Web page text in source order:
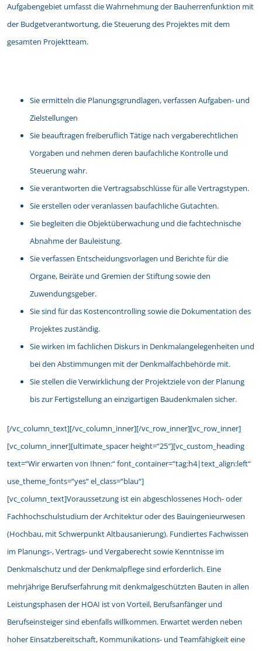
Aufgabengebiet umfasst die Wahrnehmung der Bauherrenfunktion mit
der Budgetverantwortung, die Steuerung des Projektes mit dem
gesamten Projektteam.
Sie ermitteln die Planungsgrundlagen, verfassen Aufgaben- und
Zielstellungen
Sie beauftragen freiberuflich Tätige nach vergaberechtlichen
Vorgaben und nehmen deren baufachliche Kontrolle und
Steuerung wahr.
Sie verantworten die Vertragsabschlüsse für alle Vertragstypen.
Sie erstellen oder veranlassen baufachliche Gutachten.
Sie begleiten die Objektüberwachung und die fachtechnische
Abnahme der Bauleistung.
Sie verfassen Entscheidungsvorlagen und Berichte für die
Organe, Beiräte und Gremien der Stiftung sowie den
Zuwendungsgeber.
Sie sind für das Kostencontrolling sowie die Dokumentation des
Projektes zuständig.
Sie wirken im fachlichen Diskurs in Denkmalangelegenheiten und
bei den Abstimmungen mit der Denkmalfachbehörde mit.
Sie stellen die Verwirklichung der Projektziele von der Planung
bis zur Fertigstellung an einzigartigen Baudenkmalen sicher.
[/vc_column_text][/vc_column_inner][/vc_row_inner][vc_row_inner]
[vc_column_inner][ultimate_spacer height=“25″][vc_custom_heading
text=“Wir erwarten von Ihnen:“ font_container=“tag:h4|text_align:left“
use_theme_fonts=“yes“ el_class=“blau“]
[vc_column_text]Voraussetzung ist ein abgeschlossenes Hoch- oder
Fachhochschulstudium der Architektur oder des Bauingenieurwesen
(Hochbau, mit Schwerpunkt Altbausanierung). Fundiertes Fachwissen
im Planungs-, Vertrags- und Vergaberecht sowie Kenntnisse im
Denkmalschutz und der Denkmalpflege sind erforderlich. Eine
mehrjährige Berufserfahrung mit denkmalgeschützten Bauten in allen
Leistungsphasen der HOAI ist von Vorteil, Berufsanfänger und
Berufseinsteiger sind ebenfalls willkommen. Erwartet werden neben
hoher Einsatzbereitschaft, Kommunikations- und Teamfähigkeit eine